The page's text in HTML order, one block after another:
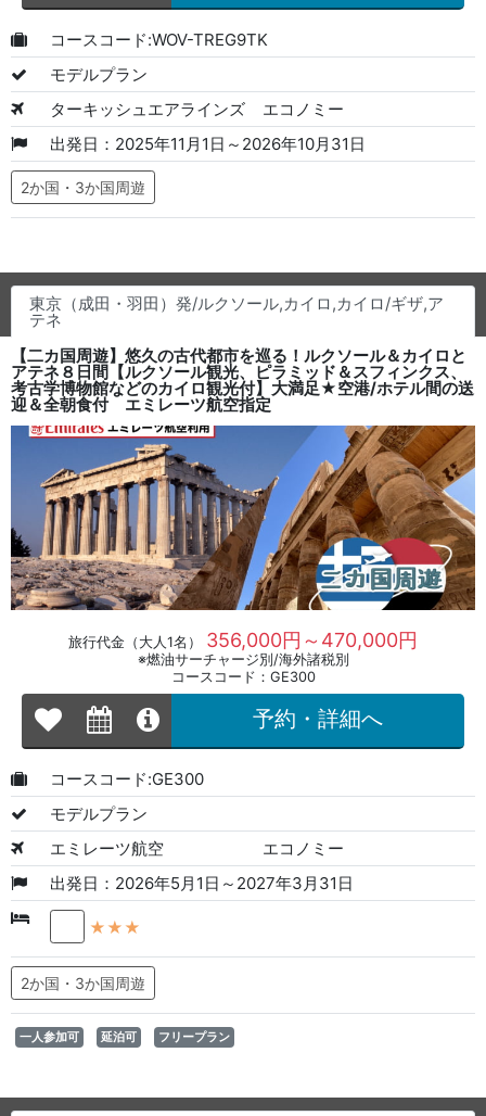
コースコード:WOV-TREG9TK
モデルプラン
ターキッシュエアラインズ
エコノミー
出発日：2025年11月1日～2026年10月31日
2か国・3か国周遊
東京（成田・羽田）発/ルクソール,カイロ,カイロ/ギザ,ア
テネ
【二カ国周遊】悠久の古代都市を巡る！ルクソール＆カイロと
アテネ８日間【ルクソール観光、ピラミッド＆スフィンクス、
考古学博物館などのカイロ観光付】大満足★空港/ホテル間の送
迎＆全朝食付 エミレーツ航空指定
旅行代金（大人1名） 356,000円～470,000円
※燃油サーチャージ別/海外諸税別
コースコード：GE300
予約・詳細へ
コースコード:GE300
モデルプラン
エミレーツ航空
エコノミー
出発日：2026年5月1日～2027年3月31日
★★★
2か国・3か国周遊
一人参加可 延泊可 フリープラン